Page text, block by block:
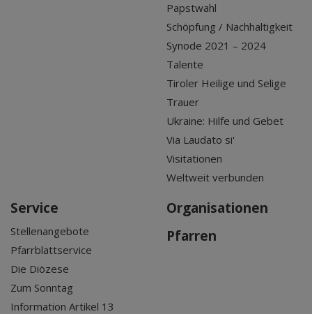
Papstwahl
Schöpfung / Nachhaltigkeit
Synode 2021 – 2024
Talente
Tiroler Heilige und Selige
Trauer
Ukraine: Hilfe und Gebet
Via Laudato si'
Visitationen
Weltweit verbunden
Service
Stellenangebote
Pfarrblattservice
Die Diözese
Zum Sonntag
Information Artikel 13
Organisationen
Pfarren